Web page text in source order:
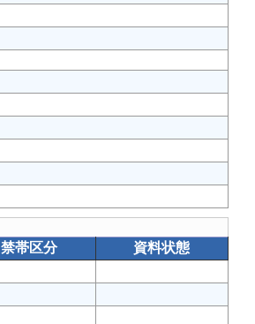
禁帯区分
資料状態